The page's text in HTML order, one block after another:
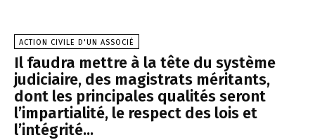
ACTION CIVILE D'UN ASSOCIÉ
Il faudra mettre à la tête du système
judiciaire, des magistrats méritants,
dont les principales qualités seront
l’impartialité, le respect des lois et
l’intégrité...